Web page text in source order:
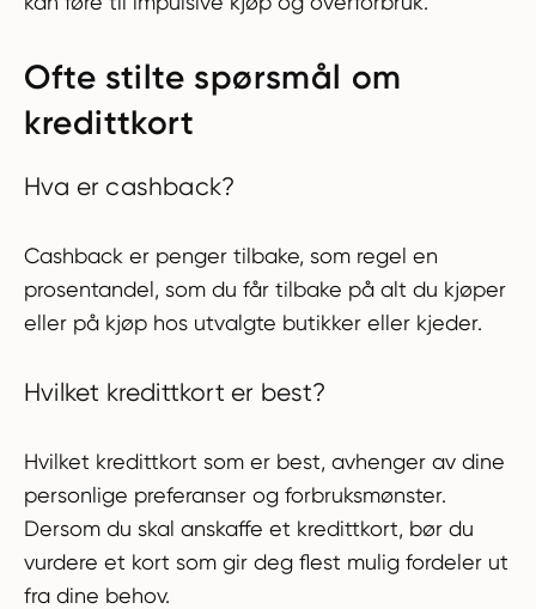
Ofte stilte spørsmål om
kredittkort
Hva er cashback?
Cashback er penger tilbake, som regel en
prosentandel, som du får tilbake på alt du kjøper
eller på kjøp hos utvalgte butikker eller kjeder.
Hvilket kredittkort er best?
Hvilket kredittkort som er best, avhenger av dine
personlige preferanser og forbruksmønster.
Dersom du skal anskaffe et kredittkort, bør du
vurdere et kort som gir deg flest mulig fordeler ut
fra dine behov.